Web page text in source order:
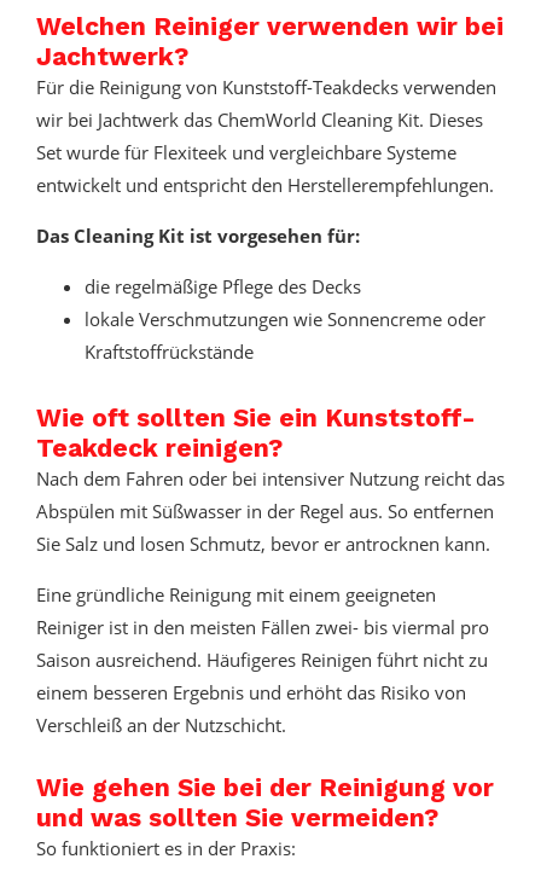
Welchen Reiniger verwenden wir bei
Jachtwerk?
Für die Reinigung von Kunststoff-Teakdecks verwenden
wir bei Jachtwerk das ChemWorld Cleaning Kit. Dieses
Set wurde für Flexiteek und vergleichbare Systeme
entwickelt und entspricht den Herstellerempfehlungen.
Das Cleaning Kit ist vorgesehen für:
die regelmäßige Pflege des Decks
lokale Verschmutzungen wie Sonnencreme oder
Kraftstoffrückstände
Wie oft sollten Sie ein Kunststoff-
Teakdeck reinigen?
Nach dem Fahren oder bei intensiver Nutzung reicht das
Abspülen mit Süßwasser in der Regel aus. So entfernen
Sie Salz und losen Schmutz, bevor er antrocknen kann.
Eine gründliche Reinigung mit einem geeigneten
Reiniger ist in den meisten Fällen zwei- bis viermal pro
Saison ausreichend. Häufigeres Reinigen führt nicht zu
einem besseren Ergebnis und erhöht das Risiko von
Verschleiß an der Nutzschicht.
Wie gehen Sie bei der Reinigung vor
und was sollten Sie vermeiden?
So funktioniert es in der Praxis: